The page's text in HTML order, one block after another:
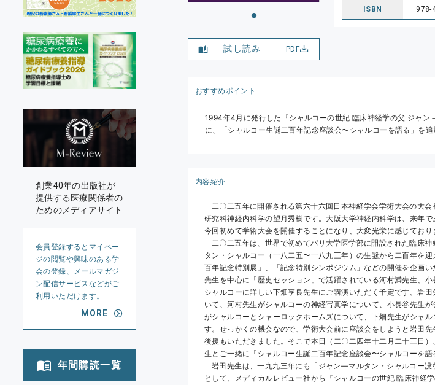
創業40年の出版社が
提供する医療関係者の
ためのメディアサイト
会員登録するとマイペー
ジの閲覧や興味のある学
会の登録、メールマガジ
ン配信サービスなどがご
利用いただけます。
MORE
年間購読一覧
試し読み PDF
ISBN 978-
おすすめポイント
1994年4月に発行した『シャルコーの世紀 臨床神経学の父 ジャン
に、「シャルコー生誕二百年記念座談会〜シャルコーを語る」を追
内容紹介
研究科神経内科学の望月秀樹です。大阪大学神経内科学は、来年
今回初めて学術大会を開催することになり、大変光栄に感じており
タン・シャルコー（一八二五〜一八九三年）の生誕から二百年を
百年記念特別展」、「記念特別シンポジウム」などの開催を企画
先生を中心に「歴史セッション」で活躍されている河村満先生、
シャルコーに詳しい下畑享良先生にご講演いただく予定です。岩
いて、河村先生がシャルコーの神経写真学について、小長谷先生
がシャルコーとシャーロックホームズについて、下畑先生がシャ
す。せっかくの機会なので、学術大会前に座談会をしようと岩田
後援もいただきました。そこで本日（二〇二四年十二月二十三日
生とご一緒に「シャルコー生誕二百年記念座談会〜シャルコーを語
として、メディカルレビュー社から『シャルコーの世紀 臨床神経